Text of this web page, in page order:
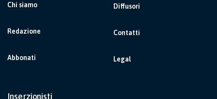
Chi siamo
Redazione
Abbonati
Diffusori
Contatti
Legal
Inserzionisti